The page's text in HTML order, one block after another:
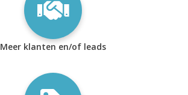
Meer klanten en/of leads